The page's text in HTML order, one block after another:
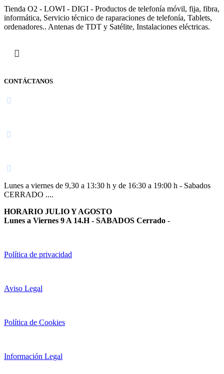
Tienda O2 - LOWI - DIGI - Productos de telefonía móvil, fija, fibra,
informática, Servicio técnico de raparaciones de telefonía, Tablets,
ordenadores.. Antenas de TDT y Satélite, Instalaciones eléctricas.
CONTÁCTANOS
Lunes a viernes de 9,30 a 13:30 h y de 16:30 a 19:00 h - Sabados
CERRADO ....
HORARIO JULIO Y AGOSTO
Lunes a Viernes 9 A 14.H - SABADOS Cerrado -
Política de privacidad
Aviso Legal
Política de Cookies
Información Legal